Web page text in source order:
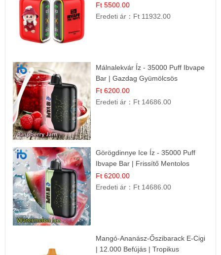
Ft 5500.00
Eredeti ár： Ft 11932.00
Málnalekvár Íz - 35000 Puff Ibvape
Bar | Gazdag Gyümölcsös
Ízélmény!
Ft 6200.00
Eredeti ár： Ft 14686.00
Görögdinnye Ice Íz - 35000 Puff
Ibvape Bar | Frissítő Mentolos
Élmény!
Ft 6200.00
Eredeti ár： Ft 14686.00
Mangó-Ananász-Őszibarack E-Cigi
| 12.000 Befújás | Tropikus